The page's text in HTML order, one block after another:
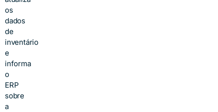
os
dados
de
inventário
e
informa
o
ERP
sobre
a